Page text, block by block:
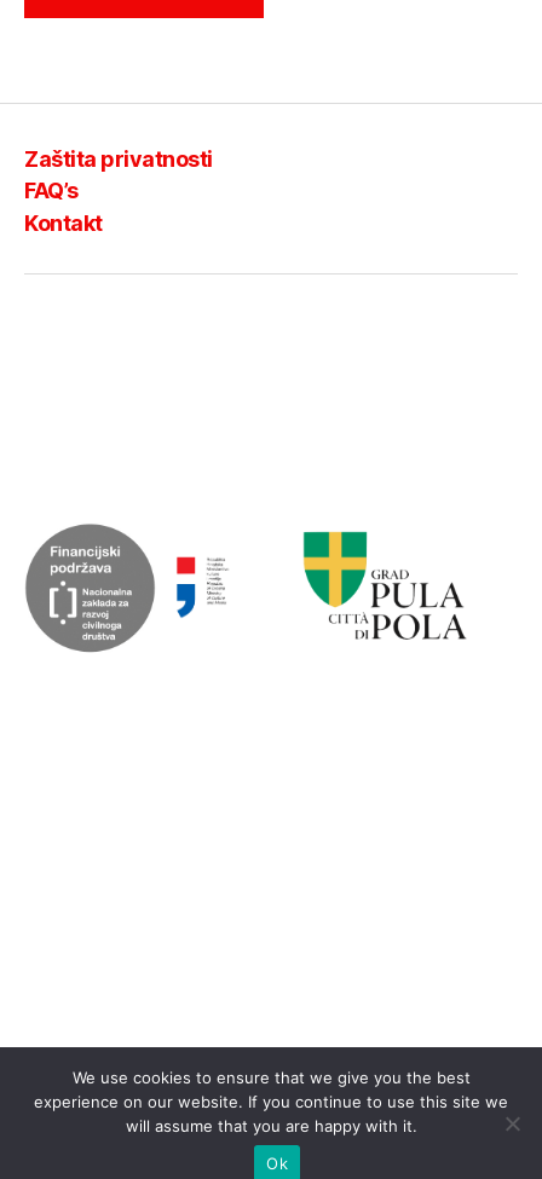
Zaštita privatnosti
FAQ’s
Kontakt
© 2026.Giardini 2
Početak↑
We use cookies to ensure that we give you the best
experience on our website. If you continue to use this site we
will assume that you are happy with it.
Ok